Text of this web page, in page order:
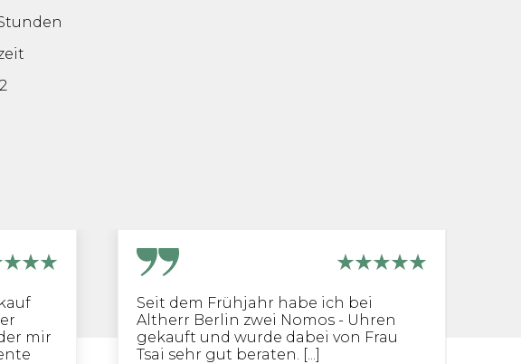
mir
Seit dem Frühjahr habe ich bei
Altherr Berlin zwei Nomos - Uhren
gekauft und wurde dabei von Frau
Tsai sehr gut beraten. [...]